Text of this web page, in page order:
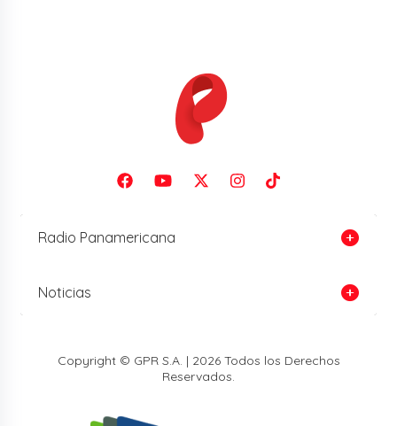
Radio Panamericana
Noticias
Copyright © GPR S.A. | 2026 Todos los Derechos
Reservados.